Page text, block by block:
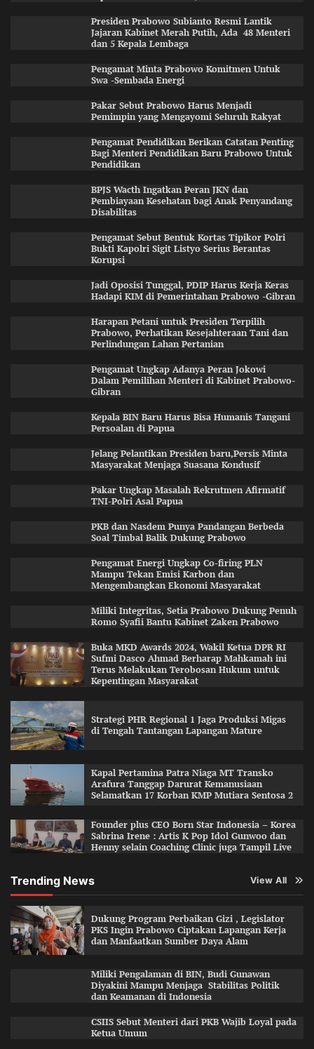
Presiden Prabowo Subianto Resmi Lantik
Jajaran Kabinet Merah Putih, Ada 48 Menteri
dan 5 Kepala Lembaga
Pengamat Minta Prabowo Komitmen Untuk
Swa -Sembada Energi
Pakar Sebut Prabowo Harus Menjadi
Pemimpin yang Mengayomi Seluruh Rakyat
Pengamat Pendidikan Berikan Catatan Penting
Bagi Menteri Pendidikan Baru Prabowo Untuk
Pendidikan
BPJS Wacth Ingatkan Peran JKN dan
Pembiayaan Kesehatan bagi Anak Penyandang
Disabilitas
Pengamat Sebut Bentuk Kortas Tipikor Polri
Bukti Kapolri Sigit Listyo Serius Berantas
Korupsi
Jadi Oposisi Tunggal, PDIP Harus Kerja Keras
Hadapi KIM di Pemerintahan Prabowo -Gibran
Harapan Petani untuk Presiden Terpilih
Prabowo, Perhatikan Kesejahteraan Tani dan
Perlindungan Lahan Pertanian
Pengamat Ungkap Adanya Peran Jokowi
Dalam Pemilihan Menteri di Kabinet Prabowo-
Gibran
Kepala BIN Baru Harus Bisa Humanis Tangani
Persoalan di Papua
Jelang Pelantikan Presiden baru,Persis Minta
Masyarakat Menjaga Suasana Kondusif
Pakar Ungkap Masalah Rekrutmen Afirmatif
TNI-Polri Asal Papua
PKB dan Nasdem Punya Pandangan Berbeda
Soal Timbal Balik Dukung Prabowo
Pengamat Energi Ungkap Co-firing PLN
Mampu Tekan Emisi Karbon dan
Mengembangkan Ekonomi Masyarakat
Miliki Integritas, Setia Prabowo Dukung Penuh
Romo Syafii Bantu Kabinet Zaken Prabowo
Buka MKD Awards 2024, Wakil Ketua DPR RI
Sufmi Dasco Ahmad Berharap Mahkamah ini
Terus Melakukan Terobosan Hukum untuk
Kepentingan Masyarakat
Strategi PHR Regional 1 Jaga Produksi Migas
di Tengah Tantangan Lapangan Mature
Kapal Pertamina Patra Niaga MT Transko
Arafura Tanggap Darurat Kemanusiaan
Selamatkan 17 Korban KMP Mutiara Sentosa 2
Founder plus CEO Born Star Indonesia – Korea
Sabrina Irene : Artis K Pop Idol Gunwoo dan
Henny selain Coaching Clinic juga Tampil Live
Trending News View All
Dukung Program Perbaikan Gizi , Legislator
PKS Ingin Prabowo Ciptakan Lapangan Kerja
dan Manfaatkan Sumber Daya Alam
Miliki Pengalaman di BIN, Budi Gunawan
Diyakini Mampu Menjaga Stabilitas Politik
dan Keamanan di Indonesia
CSIIS Sebut Menteri dari PKB Wajib Loyal pada
Ketua Umum